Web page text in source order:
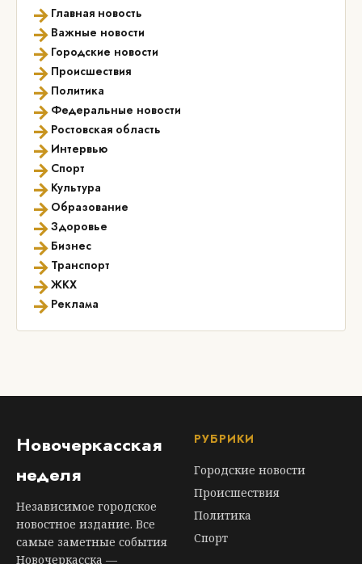
→ Главная новость
→ Важные новости
→ Городские новости
→ Происшествия
→ Политика
→ Федеральные новости
→ Ростовская область
→ Интервью
→ Спорт
→ Культура
→ Образование
→Здоровье
→ Бизнес
→ Транспорт
→ЖКХ
→ Реклама
Новочеркасская
неделя
Независимое городское
новостное издание. Все
самые заметные события
Новочеркасска —
РУБРИКИ
Городские новости
Происшествия
Политика
Спорт